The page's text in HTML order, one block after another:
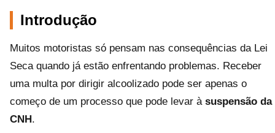
Introdução
Muitos motoristas só pensam nas consequências da Lei
Seca quando já estão enfrentando problemas. Receber
uma multa por dirigir alcoolizado pode ser apenas o
começo de um processo que pode levar à suspensão da
CNH .